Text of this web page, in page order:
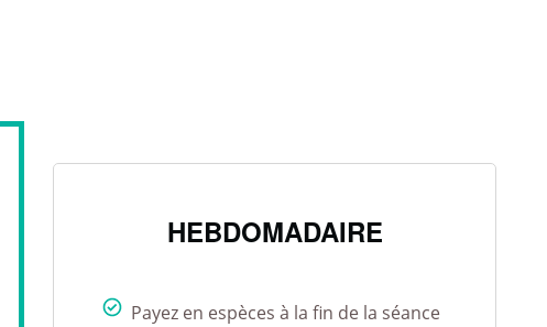
HEBDOMADAIRE
Payez en espèces à la fin de la séance